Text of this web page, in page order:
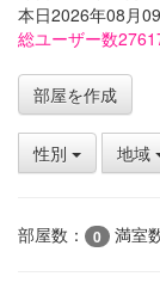
本日2026年08月
総ユーザー数
部屋を作成
性別 地域
部屋数： 0 満室